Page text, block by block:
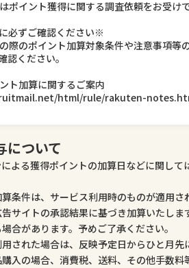
ポイント獲得に関する調査依頼をお受け
必ずご確認ください※
際のポイント加算対象条件や注意事項等
認ください。
ト加算に関するご案内
html/rule/rakuten-
について
よる獲得ポイントの加算日などに関し
条件は、サービス利用時のものが適用さ
サイトの承認結果に基づき加算いたし
合があります。予めご了承ください。
された場合は、反映予定日からひと月先
入の場合、消費税、送料、その他手数